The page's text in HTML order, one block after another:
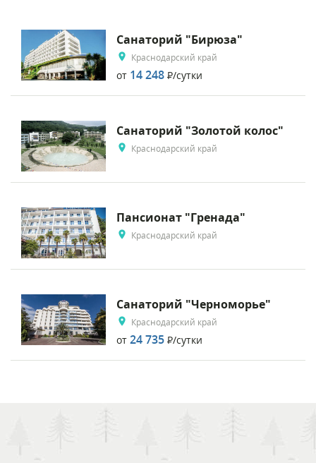
Санаторий "Бирюза"
Краснодарский край
от 14 248 Р/сутки
Санаторий "Золотой колос"
Краснодарский край
Пансионат "Гренада"
Краснодарский край
Санаторий "Черноморье"
Краснодарский край
от 24 735 Р/сутки